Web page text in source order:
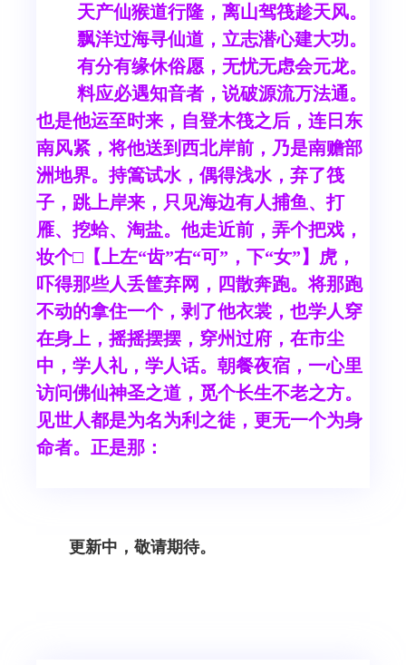
天产仙猴道行隆，离山驾筏趁天风。
飘洋过海寻仙道，立志潜心建大功。
有分有缘休俗愿，无忧无虑会元龙。
料应必遇知音者，说破源流万法通。
也是他运至时来，自登木筏之后，连日东
南风紧，将他送到西北岸前，乃是南赡部
洲地界。持篙试水，偶得浅水，弃了筏
子，跳上岸来，只见海边有人捕鱼、打
雁、挖蛤、淘盐。他走近前，弄个把戏，
妆个□【上左“齿”右“可”，下“女”】虎，
吓得那些人丢筐弃网，四散奔跑。将那跑
不动的拿住一个，剥了他衣裳，也学人穿
在身上，摇摇摆摆，穿州过府，在市尘
中，学人礼，学人话。朝餐夜宿，一心里
访问佛仙神圣之道，觅个长生不老之方。
见世人都是为名为利之徒，更无一个为身
命者。正是那：
更新中，敬请期待。